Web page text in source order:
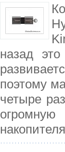
назад
поэтому
четыре